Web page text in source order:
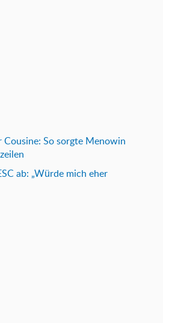
Cousine: So sorgte Menowin
ab: „Würde mich eher